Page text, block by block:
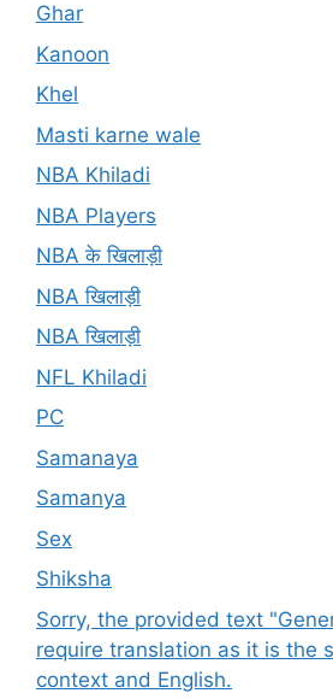
Ghar
Kanoon
Khel
Masti karne wale
NBA Khiladi
NBA Players
NBA के खिलाड़ी
NBA खिलाड़ी
NBA खिलाड़ी
NFL Khiladi
PC
Samanaya
Samanya
Sex
Shiksha
Sorry, the provided text
require translation as it is the
context and English.